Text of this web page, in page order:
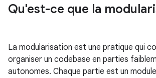
Qu'est-ce que la
La modularisation est une pratique qui
organiser un codebase en parties
autonomes. Chaque partie est un